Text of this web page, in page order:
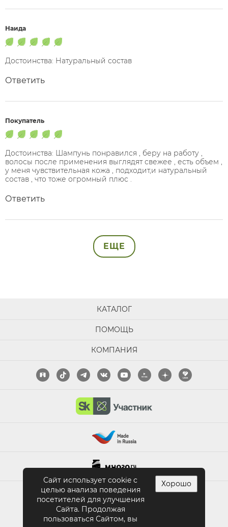
Наида
Достоинства: Натуральный состав
Ответить
Покупатель
Достоинства: Шампунь понравился , беру на работу ,
волосы после применения выглядят свежее , есть объем ,
у меня чувствительная кожа , подходит,и натуральный
состав , что тоже огромный плюс .
Ответить
ЕЩЕ
КАТАЛОГ
ПОМОЩЬ
КОМПАНИЯ
ПОЛНАЯ ВЕРСИЯ САЙТА
Сайт использует cookie с
целью анализа поведения
посетителей для улучшения
Сайта. Продолжая
пользоваться Сайтом, вы
Хорошо